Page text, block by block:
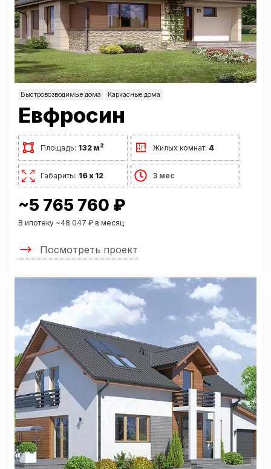
Быстровозводимые дома Каркасные дома
Евфросин
Площадь: 132 м2 Жилых комнат: 4
Габариты: 16 х 12 3 мес
~5 765 760 ₽
В ипотеку ~48 047 ₽ в месяц
Посмотреть проект